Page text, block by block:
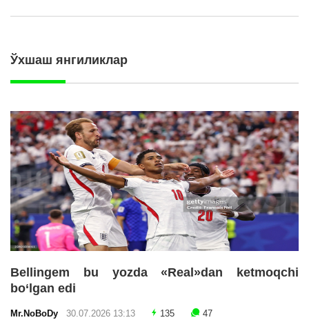
Ўхшаш янгиликлар
Bellingem bu yozda «Real»dan ketmoqchi
bo‘lgan edi
Mr.NoBoDy 30.07.2026 13:13 135 47